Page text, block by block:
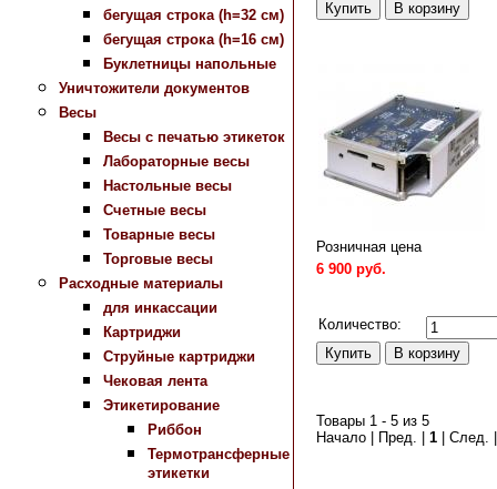
бегущая строка (h=32 см)
бегущая строка (h=16 см)
Буклетницы напольные
Уничтожители документов
Весы
Весы с печатью этикеток
Лабораторные весы
Настольные весы
Счетные весы
Товарные весы
Торговые весы
Расходные материалы
для инкассации
Картриджи
Струйные картриджи
Чековая лента
Этикетирование
Риббон
Термотрансферные
этикетки
Розничная цена
6 900 руб.
Количество:
Товары 1 - 5 из 5
Начало | Пред. | 1 | След.